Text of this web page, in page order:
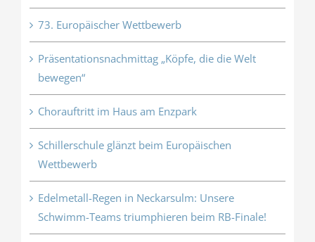
73. Europäischer Wettbewerb
Präsentationsnachmittag „Köpfe, die die Welt
bewegen“
Chorauftritt im Haus am Enzpark
Schillerschule glänzt beim Europäischen
Wettbewerb
Edelmetall-Regen in Neckarsulm: Unsere
Schwimm-Teams triumphieren beim RB-Finale!